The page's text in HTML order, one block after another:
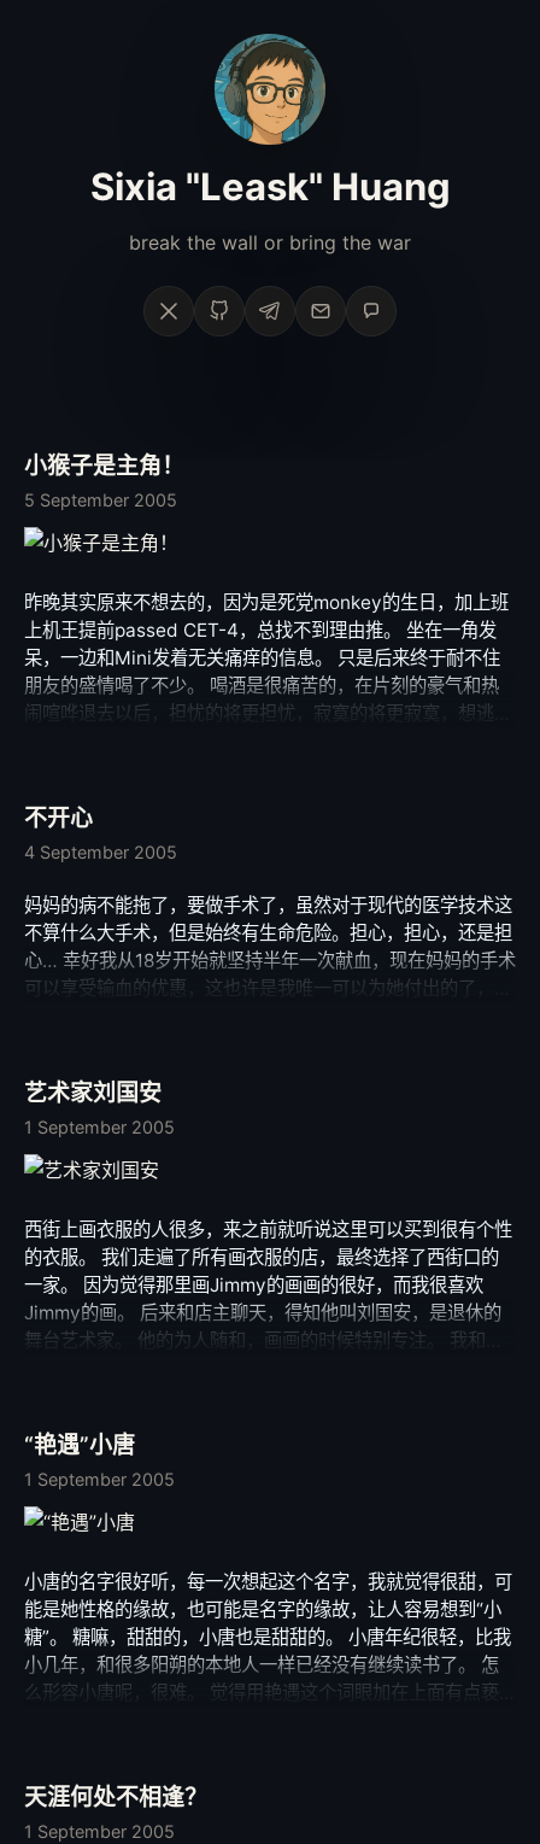
Sixia "Leask" Huang
break the wall or bring the war
X GitHubTelegram
Email Phone
小猴子是主角！
5 September 2005
昨晚其实原来不想去的，因为是死党monkey的生日，加上班
上机王提前passed CET-4，总找不到理由推。 坐在一角发
呆，一边和Mini发着无关痛痒的信息。 只是后来终于耐不住
朋友的盛情喝了不少。 喝酒是很痛苦的，在片刻的豪气和热
闹喧哗退去以后，担忧的将更担忧，寂寞的将更寂寞，想逃避
要。 再祝他们生日快乐！ 人就是这样一天天，一点点长大
的，在我们能力越来越大，梦想却一天天地减少的同时，我们
累。 累得我们最终选择被生活磨平菱角，被社会埋没锋芒以
确保自己的安逸，安全。 但我想，我不是平庸的，我的梦，
会在我的努力下生根发芽。 我相信，我坚持。
不开心
4 September 2005
妈妈的病不能拖了，要做手术了，虽然对于现代的医学技术这
不算什么大手术，但是始终有生命危险。担心，担心，还是担
心… 幸好我从18岁开始就坚持半年一次献血，现在妈妈的手术
可以享受输血的优惠，这也许是我唯一可以为她付出的了，儿
如何，阳朔的照片都不再贴了。 有兴趣的朋友找我发吧。 喜
欢是什么感觉呢？ 也许就是想知道，夜里冷了，你盖被子了
吗？ 喜欢是什么感觉呢？ 也许就是想和你去旅行，不管旅途
如何精彩，没有你都将黯然失色。 乱七八糟的感觉，正如上
艺术家刘国安
1 September 2005
西街上画衣服的人很多，来之前就听说这里可以买到很有个性
的衣服。 我们走遍了所有画衣服的店，最终选择了西街口的
一家。 因为觉得那里画Jimmy的画画的很好，而我很喜欢
Jimmy的画。 后来和店主聊天，得知他叫刘国安，是退休的
舞台艺术家。 他的为人随和，画画的时候特别专注。 我和朋
“艳遇”小唐
1 September 2005
小唐的名字很好听，每一次想起这个名字，我就觉得很甜，可
能是她性格的缘故，也可能是名字的缘故，让人容易想到“小
糖”。 糖嘛，甜甜的，小唐也是甜甜的。 小唐年纪很轻，比我
小几年，和很多阳朔的本地人一样已经没有继续读书了。 怎
么形容小唐呢，很难。 觉得用艳遇这个词眼加在上面有点亵
们喝酒疯掉以后我都喜欢和她躲在一角多聊一些，一个简简单
单的女孩子所具备的独特魅力却在我心里面留下了难以磨灭的
天涯何处不相逢？
1 September 2005